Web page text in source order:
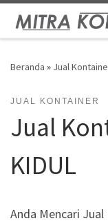
Skip to content
Beranda » Jual
JUAL KONTAINER
Jual
KIDUL
Anda Mencari Jual